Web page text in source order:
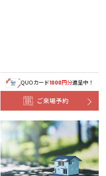
QUOカード1000円分進呈中！
ご来場予約